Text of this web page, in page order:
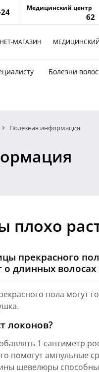
Медицинский центр
62
МАГАЗИН
Болезни
Полезная информация
плохо
прекрасного
длинных
пола могут
локонов?
1 сантиметр
помогут ампульные
шевелюры